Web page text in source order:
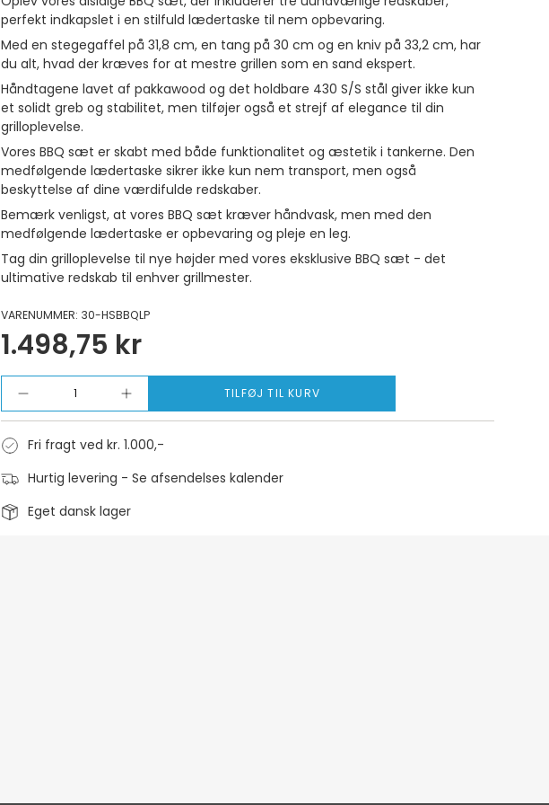
perfekt indkapslet i en stilfuld lædertaske til nem opbevaring.
Med en stegegaffel på 31,8 cm, en tang på 30 cm og en kniv på 33,2 cm, har
du alt, hvad der kræves for at mestre grillen som en sand ekspert.
Håndtagene lavet af pakkawood og det holdbare 430 S/S stål giver ikke kun
et solidt greb og stabilitet, men tilføjer også et strejf af elegance til din
grilloplevelse.
Vores BBQ sæt er skabt med både funktionalitet og æstetik i tankerne. Den
medfølgende lædertaske sikrer ikke kun nem transport, men også
beskyttelse af dine værdifulde redskaber.
Bemærk venligst, at vores BBQ sæt kræver håndvask, men med den
medfølgende lædertaske er opbevaring og pleje en leg.
Tag din grilloplevelse til nye højder med vores eksklusive BBQ sæt - det
ultimative redskab til enhver grillmester.
VARENUMMER: 30-HSBBQLP
1.498,75 kr
TILFØJ TIL KURV
Fri fragt ved kr. 1.000,-
Hurtig levering - Se afsendelses kalender
Eget dansk lager